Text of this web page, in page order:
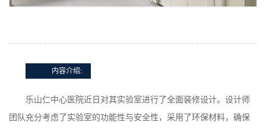
内容介绍:
乐山仁中心医院近日对其实验室进行了全面装修设计。设计师
团队充分考虑了实验室的功能性与安全性，采用了环保材料，确保